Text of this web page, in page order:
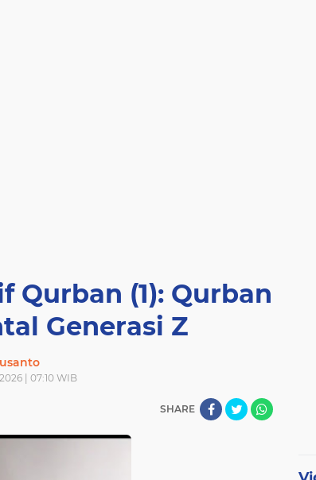
Qurban (1): Qurban
Generasi Z
| 07:10 WIB
SHARE